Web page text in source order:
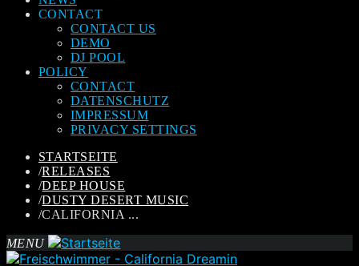
CONTACT
CONTACT US
DEMO
DJ POOL
POLICY
CONTACT
DATENSCHUTZ
IMPRESSUM
PRIVACY SETTINGS
STARTSEITE
/RELEASES
/DEEP HOUSE
/DUSTY DESERT MUSIC
/CALIFORNIA ...
MENU